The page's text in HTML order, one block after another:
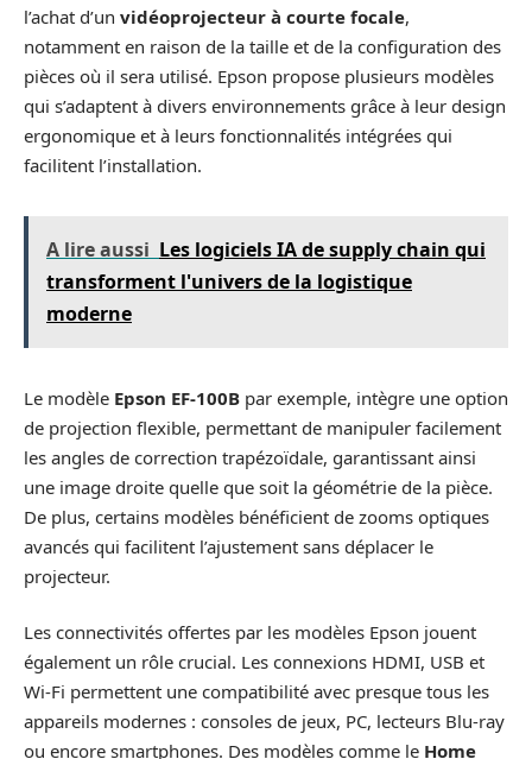
l’achat d’un vidéoprojecteur à courte focale,
notamment en raison de la taille et de la configuration des
pièces où il sera utilisé. Epson propose plusieurs modèles
qui s’adaptent à divers environnements grâce à leur design
ergonomique et à leurs fonctionnalités intégrées qui
facilitent l’installation.
A lire aussi Les logiciels IA de supply chain qui
transforment l'univers de la logistique
moderne
Le modèle Epson EF-100B par exemple, intègre une option
de projection flexible, permettant de manipuler facilement
les angles de correction trapézoïdale, garantissant ainsi
une image droite quelle que soit la géométrie de la pièce.
De plus, certains modèles bénéficient de zooms optiques
avancés qui facilitent l’ajustement sans déplacer le
projecteur.
Les connectivités offertes par les modèles Epson jouent
également un rôle crucial. Les connexions HDMI, USB et
Wi-Fi permettent une compatibilité avec presque tous les
appareils modernes : consoles de jeux, PC, lecteurs Blu-ray
ou encore smartphones. Des modèles comme le Home